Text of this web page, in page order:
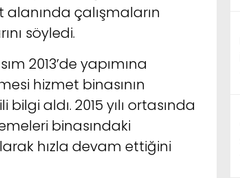
çalışmaların
söyledi.
2013’de yapımına
hizmet binasının
aldı. 2015 yılı ortasında
binasındaki
hızla devam ettiğini